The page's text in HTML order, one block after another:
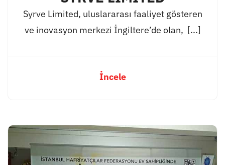
Syrve Limited, uluslararası faaliyet gösteren
ve inovasyon merkezi İngiltere’de olan, [...]
İncele